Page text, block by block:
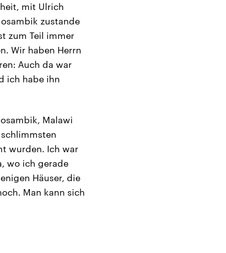
mit Ulrich
zustande
zum Teil immer
Wir haben Herrn
Auch da war
ich habe ihn
Malawi
wurden. Ich war
wo ich gerade
Häuser, die
Man kann sich